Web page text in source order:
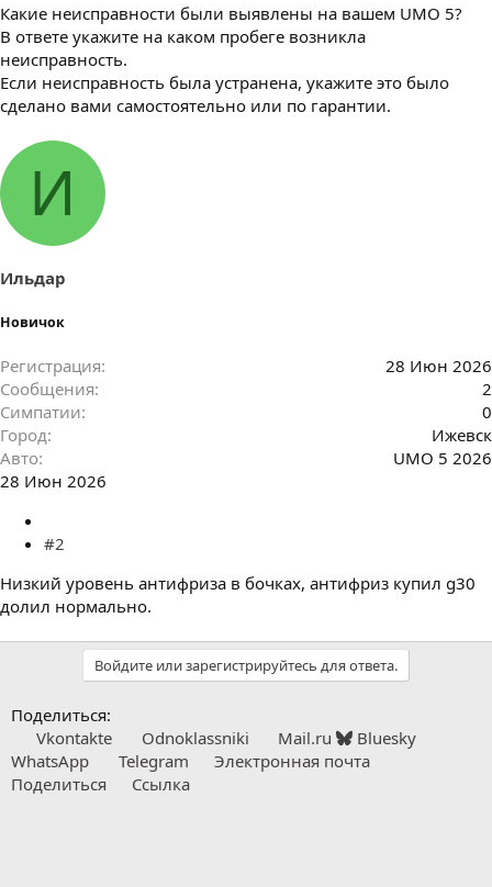
Какие неисправности были выявлены на вашем UMO 5?
В ответе укажите на каком пробеге возникла
неисправность.
Если неисправность была устранена, укажите это было
сделано вами самостоятельно или по гарантии.
И
Ильдар
Новичок
Регистрация
28 Июн 2026
Сообщения
2
Симпатии
0
Город
Ижевск
Авто
UMO 5 2026
28 Июн 2026
#2
Низкий уровень антифриза в бочках, антифриз купил g30
долил нормально.
Войдите или зарегистрируйтесь для ответа.
Поделиться:
Vkontakte
Odnoklassniki Mail.ru
Bluesky
WhatsApp
Telegram
Электронная почта
Поделиться
Ссылка